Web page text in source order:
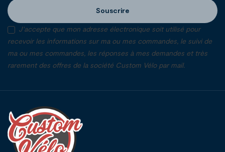
Souscrire
J'accepte que mon adresse électronique soit utilisé pour
recevoir les informations sur ma ou mes commandes, le suivi de
ma ou mes commandes, les réponses à mes demandes et très
rarement des offres de la société Custom Vélo par mail.